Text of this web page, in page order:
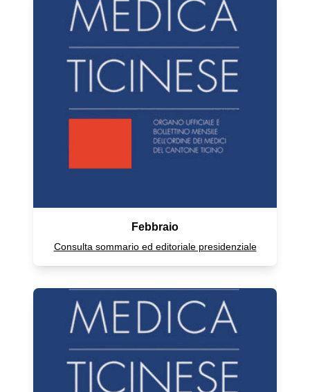
Febbraio
Consulta sommario ed editoriale presidenziale